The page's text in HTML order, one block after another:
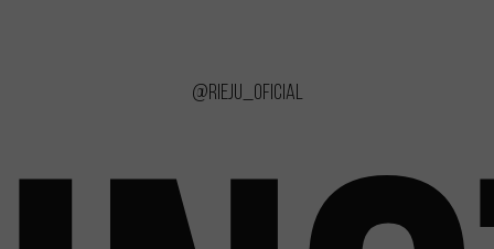
@rieju_oficial